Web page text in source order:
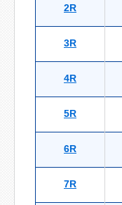
2R
3R
4R
5R
6R
7R